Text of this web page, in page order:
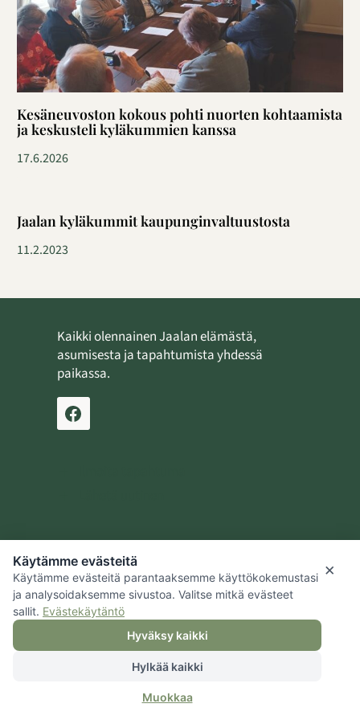
Kesäneuvoston kokous pohti nuorten kohtaamista
ja keskusteli kyläkummien kanssa
17.6.2026
Jaalan kyläkummit kaupunginvaltuustosta
11.2.2023
Kaikki olennainen Jaalan elämästä,
asumisesta ja tapahtumista yhdessä
paikassa.
Jaalan kotiseutusäätiö
Kouvolan kaupunki
Saavutettavuus
×
Käytämme evästeitä
Käytämme evästeitä parantaaksemme käyttökokemustasi
ja analysoidaksemme sivustoa. Valitse mitkä evästeet
sallit. Evästekäytäntö
Hyväksy kaikki
Hylkää kaikki
Muokkaa